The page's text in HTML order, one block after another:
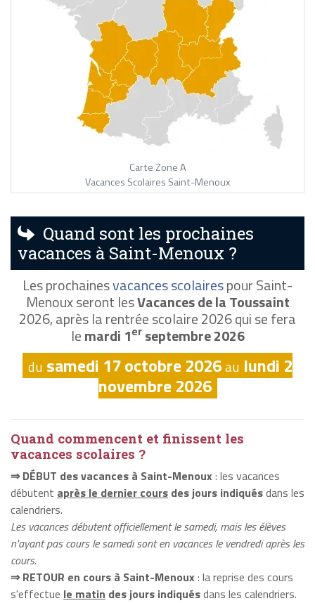
Carte Zone A
Vacances Scolaires Saint-Menoux
Quand sont les prochaines
vacances à Saint-Menoux ?
Les prochainesvacances scolairespour Saint-
Menoux seront lesVacances de la Toussaint
2026, après la rentrée scolaire 2026 qui se fera
lemardi 1erseptembre 2026
du samedi 17 octobre 2026au lundi 2
novembre 2026
Quand commencent et finissent les
vacances scolaires ?
⇒ DÉBUT des vacances à Saint-Menoux : les vacances
débutent après le dernier cours des jours indiquésdans les
calendriers.
Les vacances débutent officiellement le samedi, mais les élèves
n'ayant pas cours le samedi sont en vacances le vendredi après les
cours.
⇒ RETOUR en cours à Saint-Menoux : la reprise des cours
s'effectue le matin des jours indiquésdans les calendriers.